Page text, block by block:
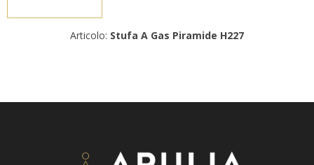
Articolo: Stufa A Gas Piramide H227